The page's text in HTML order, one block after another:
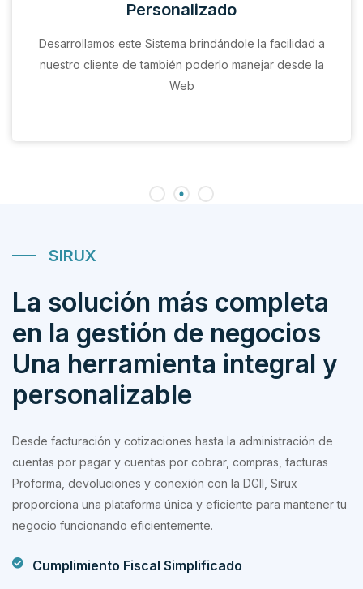
Personalizado
Desarrollamos este Sistema brindándole la facilidad a
nuestro cliente de también poderlo manejar desde la
Web
SIRUX
La solución más completa
en la gestión de negocios
Una herramienta integral y
personalizable
Desde facturación y cotizaciones hasta la administración de
cuentas por pagar y cuentas por cobrar, compras, facturas
Proforma, devoluciones y conexión con la DGII, Sirux
proporciona una plataforma única y eficiente para mantener tu
negocio funcionando eficientemente.
Cumplimiento Fiscal Simplificado